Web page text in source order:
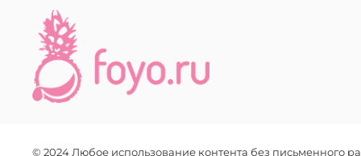
© 2024 Любое использование контента без письменного